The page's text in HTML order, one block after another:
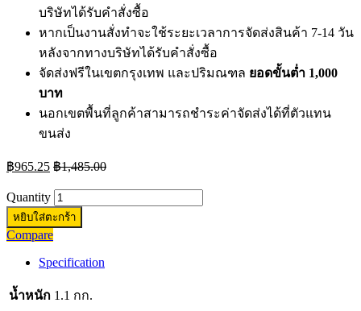
บริษัทได้รับคำสั่งซื้อ
หากเป็นงานสั่งทำจะใช้ระยะเวลาการจัดส่งสินค้า 7-14 วัน
หลังจากทางบริษัทได้รับคำสั่งซื้อ
จัดส่งฟรีในเขตกรุงเทพ และปริมณฑล ยอดขั้นต่ำ 1,000
บาท
นอกเขตพื้นที่ลูกค้าสามารถชำระค่าจัดส่งได้ที่ตัวแทน
ขนส่ง
฿965.25 ฿1,485.00
Quantity
หยิบใส่ตะกร้า
Compare
Specification
น้ำหนัก 1.1 กก.